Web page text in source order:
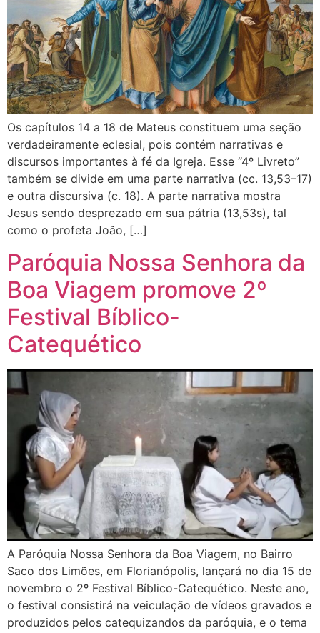
Os capítulos 14 a 18 de Mateus constituem uma seção
verdadeiramente eclesial, pois contém narrativas e
discursos importantes à fé da Igreja. Esse “4º Livreto”
também se divide em uma parte narrativa (cc. 13,53–17)
e outra discursiva (c. 18). A parte narrativa mostra
Jesus sendo desprezado em sua pátria (13,53s), tal
como o profeta João, […]
Paróquia Nossa Senhora da
Boa Viagem promove 2º
Festival Bíblico-
Catequético
A Paróquia Nossa Senhora da Boa Viagem, no Bairro
Saco dos Limões, em Florianópolis, lançará no dia 15 de
novembro o 2º Festival Bíblico-Catequético. Neste ano,
o festival consistirá na veiculação de vídeos gravados e
produzidos pelos catequizandos da paróquia, e o tema